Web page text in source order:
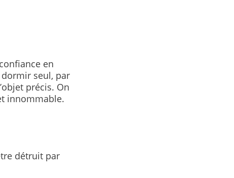
en
seul, par
précis. On
innommable.
détruit par